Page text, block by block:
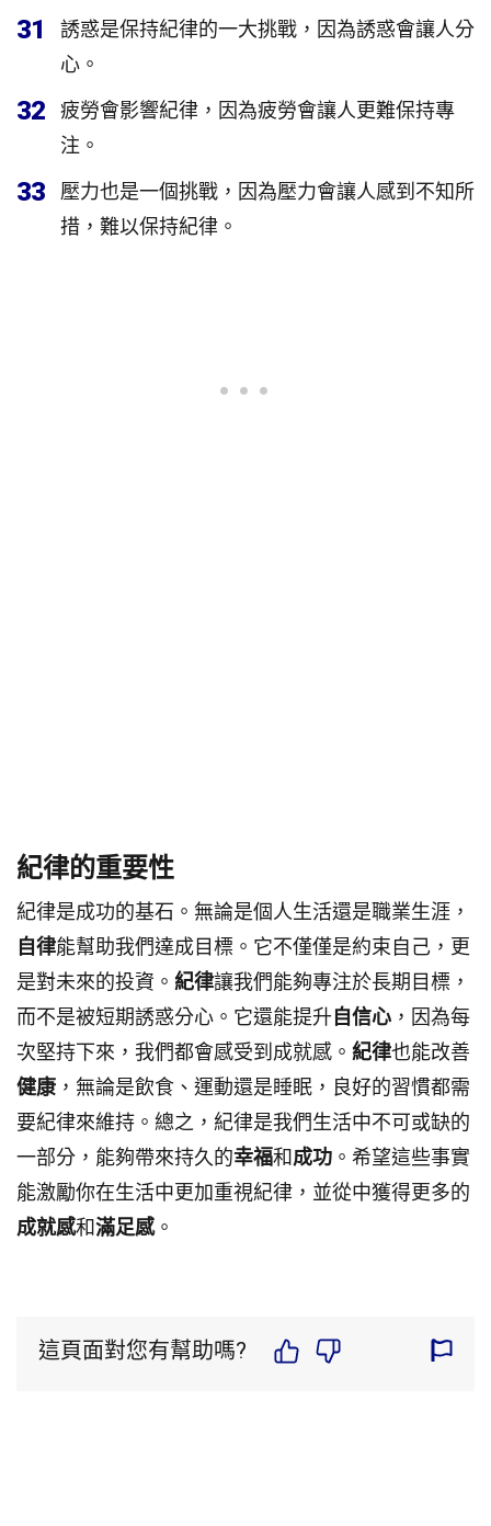
31
誘惑是保持紀律的一大挑戰，因為誘惑會讓人分
心。
32
疲勞會影響紀律，因為疲勞會讓人更難保持專
注。
33
壓力也是一個挑戰，因為壓力會讓人感到不知所
措，難以保持紀律。
紀律的重要性
紀律是成功的基石。無論是個人生活還是職業生涯，
自律能幫助我們達成目標。它不僅僅是約束自己，更
是對未來的投資。 紀律讓我們能夠專注於長期目標，
而不是被短期誘惑分心。它還能提升自信心 ，因為每
次堅持下來，我們都會感受到成就感。 紀律也能改善
健康 ，無論是飲食、運動還是睡眠，良好的習慣都需
要紀律來維持。總之，紀律是我們生活中不可或缺的
一部分，能夠帶來持久的幸福和成功 。希望這些事實
能激勵你在生活中更加重視紀律，並從中獲得更多的
成就感和滿足感。
這頁面對您有幫助嗎?